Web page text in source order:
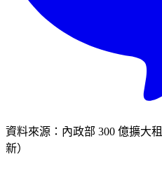
資料來源：內政部 300 億擴大
新）